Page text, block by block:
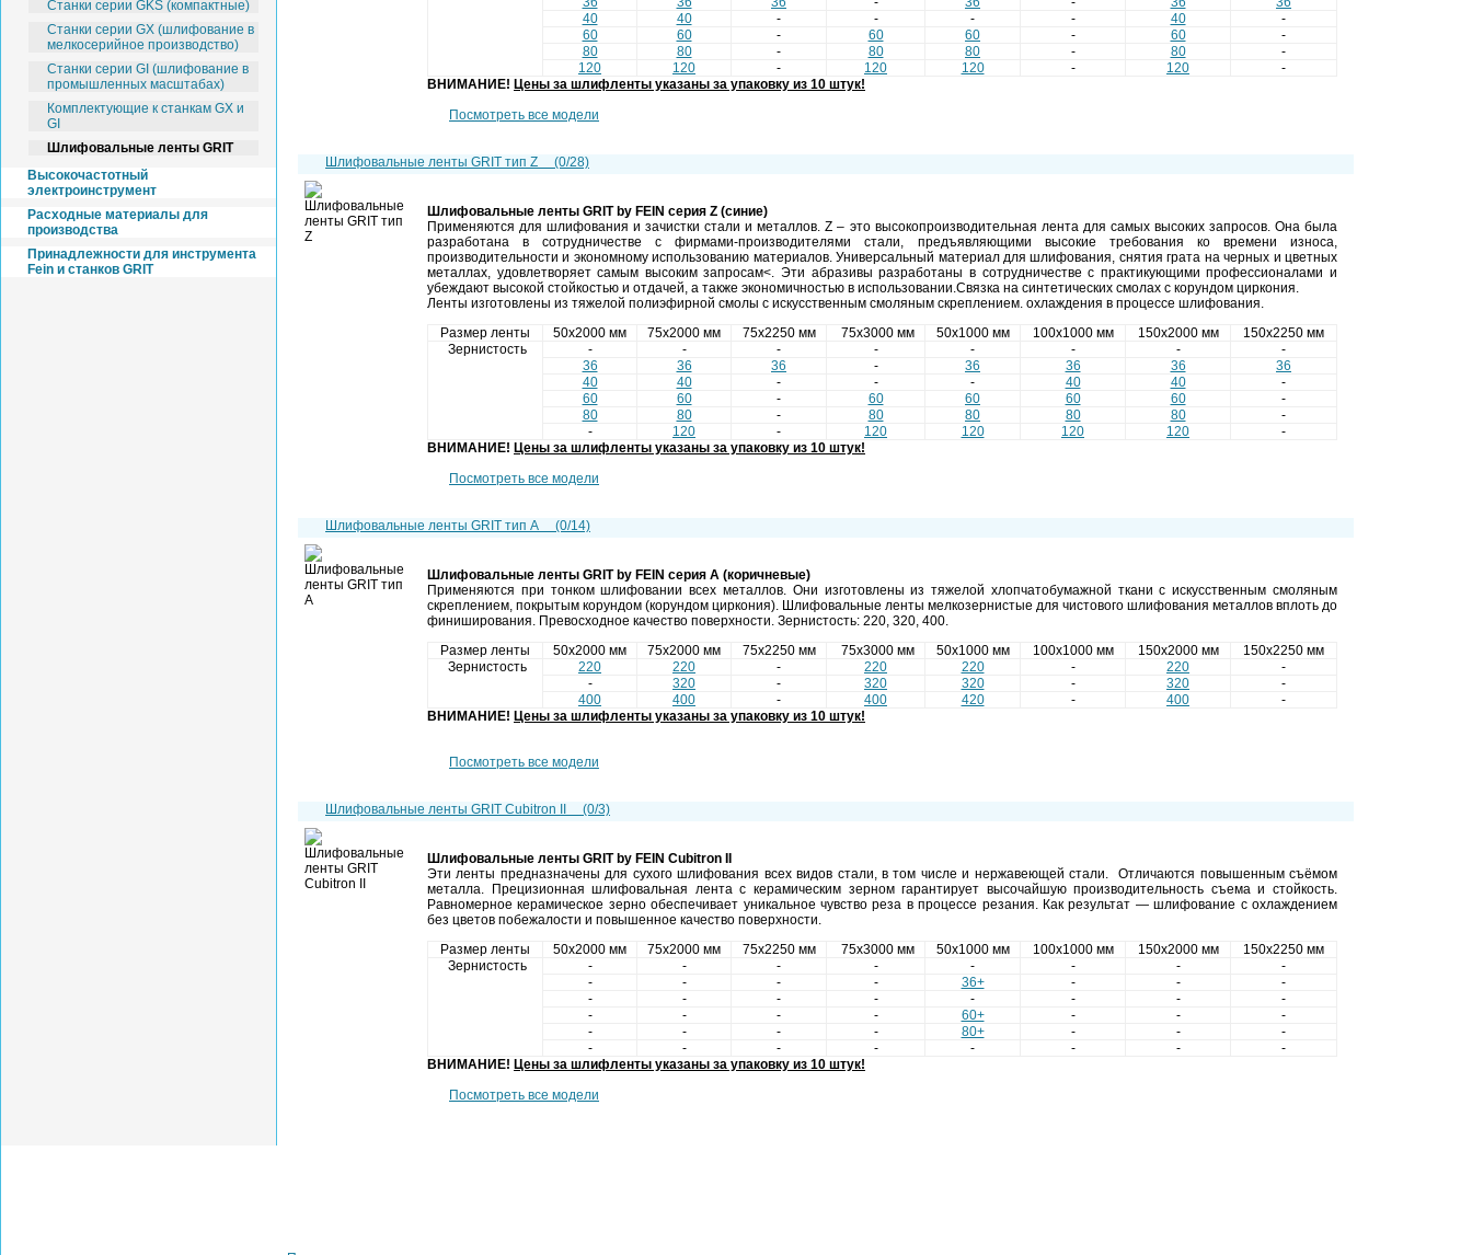
Станки серии GKS (компактные)
Станки серии GX (шлифование в
мелкосерийное производство)
Станки серии GI (шлифование в
промышленных масштабах)
Комплектующие к станкам GX и
GI
Шлифовальные ленты GRIT
Высокочастотный
электроинструмент
Расходные материалы для
производства
Принадлежности для инструмента
Fein и станков GRIT
40
40 - - - - 40
-
60
60 - 60 60 - 60
-
80
80 - 80 80 - 80
-
120
120 - 120 120 - 120
-
ВНИМАНИЕ! Цены за шлифленты указаны за упаковку из 10 штук!
Посмотреть все модели
Шлифовальные ленты GRIT тип Z (0/28)
Шлифовальные ленты GRIT by FEIN серия Z (синие)
Применяются для шлифования и зачистки стали и металлов. Z – это высокопроизводительная лента для самых высоких запросов. Она была
разработана в сотрудничестве с фирмами-производителями стали, предъявляющими высокие требования ко времени износа,
производительности и экономному использованию материалов. Универсальный материал для шлифования, снятия грата на черных и цветных
металлах, удовлетворяет самым высоким запросам<. Эти абразивы разработаны в сотрудничестве с практикующими профессионалами и
убеждают высокой стойкостью и отдачей, а также экономичностью в использовании.Cвязка на синтетических смолах с корундом циркония.
Ленты изготовлены из тяжелой полиэфирной смолы с искусственным смоляным скреплением. охлаждения в процессе шлифования.
Размер ленты
50х2000 мм 75х2000 мм 75х2250 мм 75х3000 мм 50х1000 мм 100х1000 мм 150х2000 мм
150х2250 мм
Зернистость
- - - - - - -
-
36
36 36 - 36 36 36
36
40
40 - - - 40 40
-
60
60 - 60 60 60 60
-
80
80 - 80 80 80 80
-
-
120 - 120 120 120 120
-
ВНИМАНИЕ! Цены за шлифленты указаны за упаковку из 10 штук!
Посмотреть все модели
Шлифовальные ленты GRIT тип A (0/14)
Шлифовальные ленты GRIT by FEIN серия А (коричневые)
Применяются при тонком шлифовании всех металлов. Они изготовлены из тяжелой хлопчатобумажной ткани с искусственным смоляным
скреплением, покрытым корундом (корундом циркония). Шлифовальные ленты мелкозернистые для чистового шлифования металлов вплоть до
финиширования. Превосходное качество поверхности. Зернистость: 220, 320, 400.
Размер ленты
50х2000 мм 75х2000 мм 75х2250 мм 75х3000 мм 50х1000 мм 100х1000 мм 150х2000 мм
150х2250 мм
Зернистость
220 220 - 220 220 - 220
-
-
320 - 320 320 - 320
-
400
400 - 400 420 - 400
-
ВНИМАНИЕ! Цены за шлифленты указаны за упаковку из 10 штук!
Посмотреть все модели
Шлифовальные ленты GRIT Cubitron II (0/3)
Шлифовальные ленты GRIT by FEIN Cubitron II
Эти ленты предназначены для сухого шлифования всех видов стали, в том числе и нержавеющей стали. Отличаются повышенным съёмом
металла. Прецизионная шлифовальная лента с керамическим зерном гарантирует высочайшую производительность съема и стойкость.
Равномерное керамическое зерно обеспечивает уникальное чувство реза в процессе резания. Как результат — шлифование с охлаждением
без цветов побежалости и повышенное качество поверхности.
Размер ленты
50х2000 мм 75х2000 мм 75х2250 мм 75х3000 мм 50х1000 мм 100х1000 мм 150х2000 мм
150х2250 мм
Зернистость
- - - - - - -
-
-
- - - 36+ - -
-
-
- - - - - -
-
-
- - - 60+ - -
-
-
- - - 80+ - -
-
-
- - - - - -
-
ВНИМАНИЕ! Цены за шлифленты указаны за упаковку из 10 штук!
Посмотреть все модели